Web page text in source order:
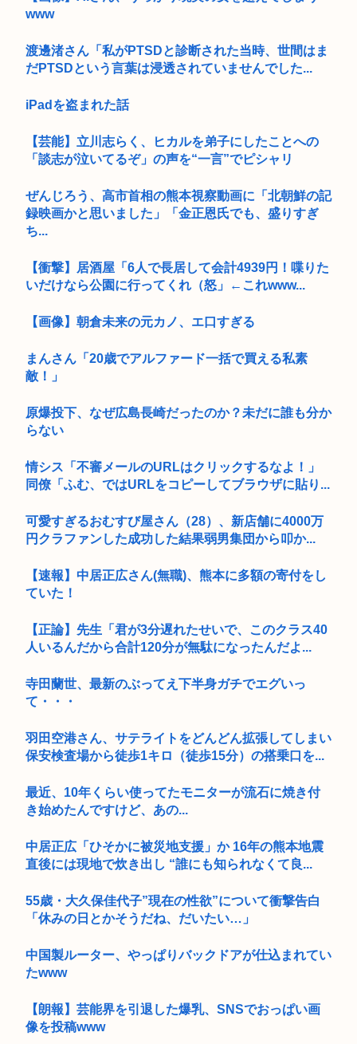
www
渡邊渚さん「私がPTSDと診断された当時、世間はま
だPTSDという言葉は浸透されていませんでした...
iPadを盗まれた話
【芸能】立川志らく、ヒカルを弟子にしたことへの
「談志が泣いてるぞ」の声を“一言”でピシャリ
ぜんじろう、高市首相の熊本視察動画に「北朝鮮の記
録映画かと思いました」「金正恩氏でも、盛りすぎ
ち...
【衝撃】居酒屋「6人で長居して会計4939円！喋りた
いだけなら公園に行ってくれ（怒」←これwww...
【画像】朝倉未来の元カノ、エ口すぎる
まんさん「20歳でアルファード一括で買える私素
敵！」
原爆投下、なぜ広島長崎だったのか？未だに誰も分か
らない
情シス「不審メールのURLはクリックするなよ！」
同僚「ふむ、ではURLをコピーしてブラウザに貼り...
可愛すぎるおむすび屋さん（28）、新店舗に4000万
円クラファンした成功した結果弱男集団から叩か...
【速報】中居正広さん(無職)、熊本に多額の寄付をし
ていた！
【正論】先生「君が3分遅れたせいで、このクラス40
人いるんだから合計120分が無駄になったんだよ...
寺田蘭世、最新のぶってえ下半身ガチでエグいっ
て・・・
羽田空港さん、サテライトをどんどん拡張してしまい
保安検査場から徒歩1キロ（徒歩15分）の搭乗口を...
最近、10年くらい使ってたモニターが流石に焼き付
き始めたんですけど、あの...
中居正広「ひそかに被災地支援」か 16年の熊本地震
直後には現地で炊き出し “誰にも知られなくて良...
55歳・大久保佳代子”現在の性欲”について衝撃告白
「休みの日とかそうだね、だいたい…」
中国製ルーター、やっぱりバックドアが仕込まれてい
たwww
【朗報】芸能界を引退した爆乳、SNSでおっぱい画
像を投稿www